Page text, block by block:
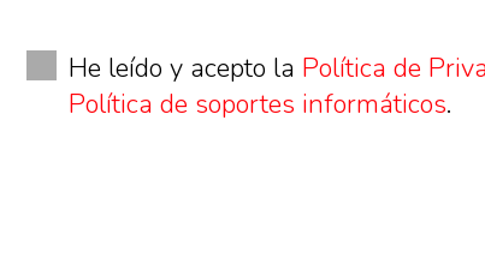
He leído y acepto la Política de
Política de soportes informáticos.